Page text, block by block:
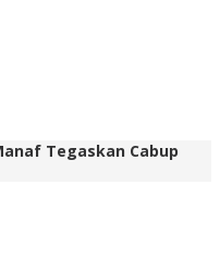
Tegaskan Cabup